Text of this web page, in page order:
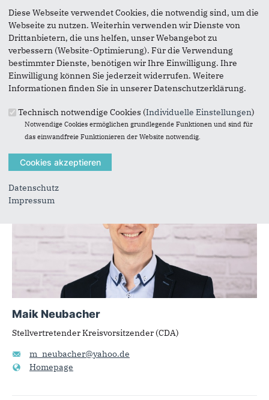
Jürgen Lamp
juergen.lamp@cdu-tangstedt.de
Maik Neubacher
Stellvertretender Kreisvorsitzender (CDA)
m_neubacher@yahoo.de
Homepage
Diese Webseite verwendet Cookies, die notwendig sind, um die
Webseite zu nutzen. Weiterhin verwenden wir Dienste von
Drittanbietern, die uns helfen, unser Webangebot zu
verbessern (Website-Optimierung). Für die Verwendung
bestimmter Dienste, benötigen wir Ihre Einwilligung. Ihre
Einwilligung können Sie jederzeit widerrufen. Weitere
Informationen finden Sie in unserer Datenschutzerklärung.
Technisch notwendige Cookies (Individuelle Einstellungen)
Notwendige Cookies ermöglichen grundlegende Funktionen und sind für
das einwandfreie Funktionieren der Website notwendig.
Datenschutz
Impressum